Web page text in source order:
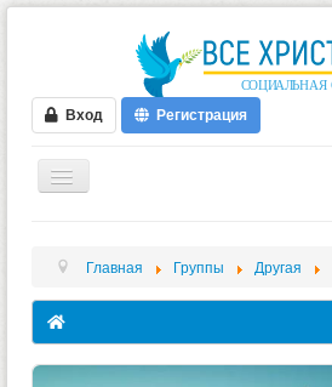
Вход Регистрация
ФОРУМ
ВИДЕО
БЛОГИ
Главная Группы Другая